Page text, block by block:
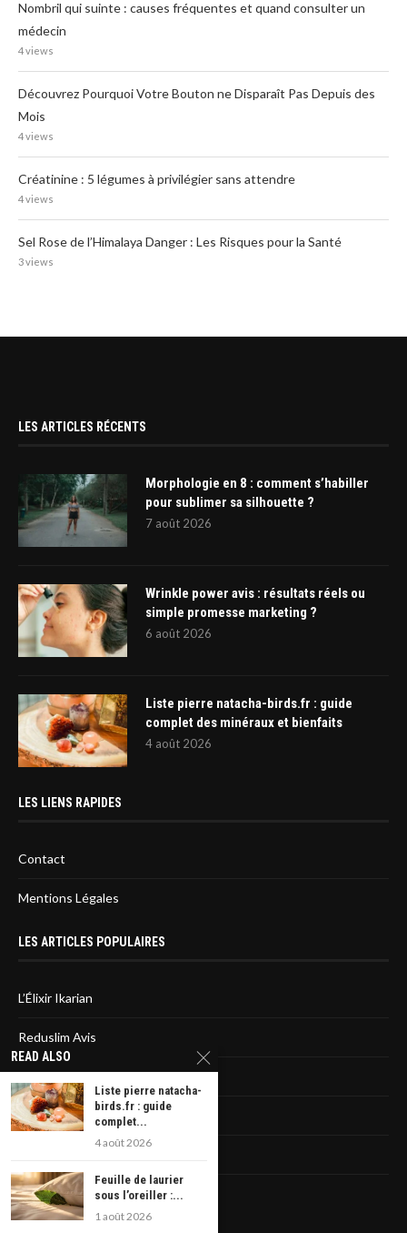
Nombril qui suinte : causes fréquentes et quand consulter un
médecin
4 views
Découvrez Pourquoi Votre Bouton ne Disparaît Pas Depuis des
Mois
4 views
Créatinine : 5 légumes à privilégier sans attendre
4 views
Sel Rose de l’Himalaya Danger : Les Risques pour la Santé
3 views
LES ARTICLES RÉCENTS
Morphologie en 8 : comment s’habiller
pour sublimer sa silhouette ?
7 août 2026
Wrinkle power avis : résultats réels ou
simple promesse marketing ?
6 août 2026
Liste pierre natacha-birds.fr : guide
complet des minéraux et bienfaits
4 août 2026
LES LIENS RAPIDES
Contact
Mentions Légales
LES ARTICLES POPULAIRES
L’Élixir Ikarian
Reduslim Avis
Sirtfood diet : L’avis des médecins
La liste des statines dangereuses
Veniseptico : les avis
READ ALSO
Liste pierre natacha-
birds.fr : guide
complet...
4 août 2026
Feuille de laurier
sous l’oreiller :...
1 août 2026